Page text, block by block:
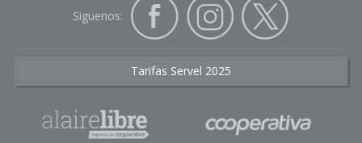
Siguenos:
Tarifas Servel 2025